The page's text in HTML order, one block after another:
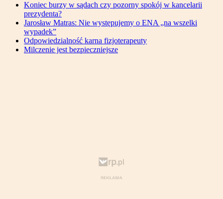
Koniec burzy w sądach czy pozorny spokój w kancelarii
prezydenta?
Jarosław Matras: Nie występujemy o ENA „na wszelki
wypadek”
Odpowiedzialność karna fizjoterapeuty
Milczenie jest bezpieczniejsze